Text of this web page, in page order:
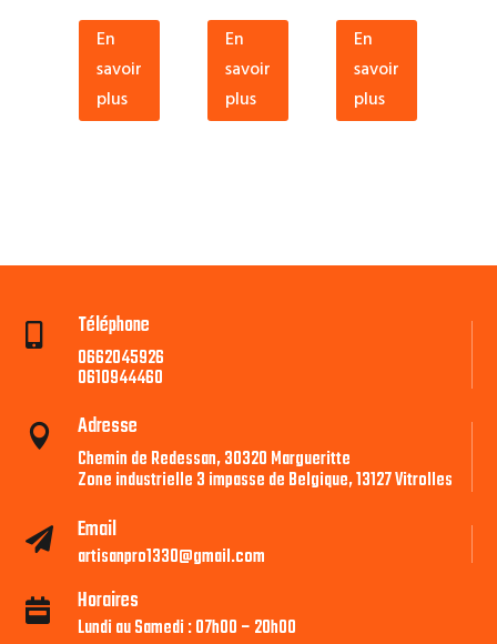
En
savoir
plus
En
savoir
plus
En
savoir
plus
Téléphone
0662045926
0610944460
 Adresse
Chemin de Redessan, 30320 Margueritte
Zone industrielle 3 impasse de Belgique, 13127 Vitrolles
 Email
artisanpro1330@gmail.com
 Horaires
Lundi au Samedi : 07h00 – 20h00